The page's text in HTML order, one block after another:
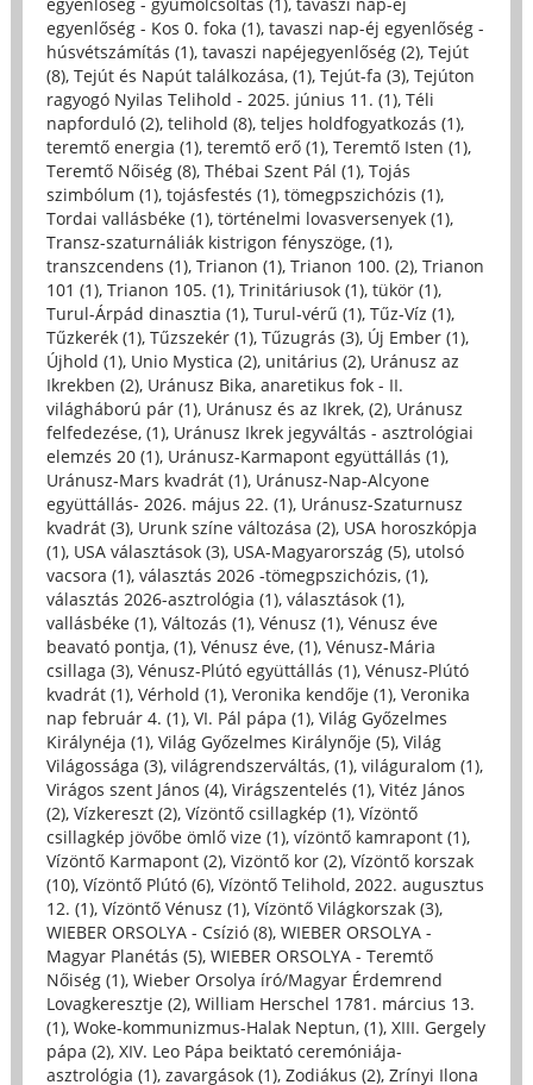
egyenlőség - Kos 0. foka (1), tavaszi nap-éj egyenlőség -
húsvétszámítás (1), tavaszi napéjegyenlőség (2), Tejút
(8), Tejút és Napút találkozása, (1), Tejút-fa (3), Tejúton
ragyogó Nyilas Telihold - 2025. június 11. (1), Téli
napforduló (2), telihold (8), teljes holdfogyatkozás (1),
teremtő energia (1), teremtő erő (1), Teremtő Isten (1),
Teremtő Nőiség (8), Thébai Szent Pál (1), Tojás
szimbólum (1), tojásfestés (1), tömegpszichózis (1),
Tordai vallásbéke (1), történelmi lovasversenyek (1),
Transz-szaturnáliák kistrigon fényszöge, (1),
transzcendens (1), Trianon (1), Trianon 100. (2), Trianon
101 (1), Trianon 105. (1), Trinitáriusok (1), tükör (1),
Turul-Árpád dinasztia (1), Turul-vérű (1), Tűz-Víz (1),
Tűzkerék (1), Tűzszekér (1), Tűzugrás (3), Új Ember (1),
Újhold (1), Unio Mystica (2), unitárius (2), Uránusz az
Ikrekben (2), Uránusz Bika, anaretikus fok - II.
világháború pár (1), Uránusz és az Ikrek, (2), Uránusz
felfedezése, (1), Uránusz Ikrek jegyváltás - asztrológiai
elemzés 20 (1), Uránusz-Karmapont együttállás (1),
Uránusz-Mars kvadrát (1), Uránusz-Nap-Alcyone
együttállás- 2026. május 22. (1), Uránusz-Szaturnusz
kvadrát (3), Urunk színe változása (2), USA horoszkópja
(1), USA választások (3), USA-Magyarország (5), utolsó
vacsora (1), választás 2026 -tömegpszichózis, (1),
választás 2026-asztrológia (1), választások (1),
vallásbéke (1), Változás (1), Vénusz (1), Vénusz éve
beavató pontja, (1), Vénusz éve, (1), Vénusz-Mária
csillaga (3), Vénusz-Plútó együttállás (1), Vénusz-Plútó
kvadrát (1), Vérhold (1), Veronika kendője (1), Veronika
nap február 4. (1), VI. Pál pápa (1), Világ Győzelmes
Királynéja (1), Világ Győzelmes Királynője (5), Világ
Világossága (3), világrendszerváltás, (1), világuralom (1),
Virágos szent János (4), Virágszentelés (1), Vitéz János
(2), Vízkereszt (2), Vízöntő csillagkép (1), Vízöntő
csillagkép jövőbe ömlő vize (1), vízöntő kamrapont (1),
Vízöntő Karmapont (2), Vizöntő kor (2), Vízöntő korszak
(10), Vízöntő Plútó (6), Vízöntő Telihold, 2022. augusztus
12. (1), Vízöntő Vénusz (1), Vízöntő Világkorszak (3),
WIEBER ORSOLYA - Csízió (8), WIEBER ORSOLYA -
Magyar Planétás (5), WIEBER ORSOLYA - Teremtő
Nőiség (1), Wieber Orsolya író/Magyar Érdemrend
Lovagkeresztje (2), William Herschel 1781. március 13.
(1), Woke-kommunizmus-Halak Neptun, (1), XIII. Gergely
pápa (2), XIV. Leo Pápa beiktató ceremóniája-
asztrológia (1), zavargások (1), Zodiákus (2), Zrínyi Ilona